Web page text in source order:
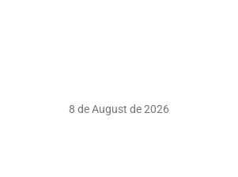
8 de August de 2026